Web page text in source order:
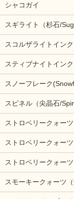
シャコガイ
スギライト（杉石/
スコルザライトイン
スティブナイトイン
スノーフレーク
スピネル（尖晶石/
ストロベリークォーツ
ストロベリークォー
ストロベリークォー
スモーキークォーツ